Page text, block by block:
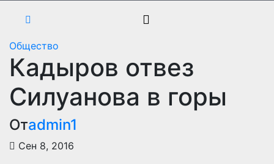
Общество
Кадыров отвез
Силуанова в горы
Отadmin1
Сен 8, 2016